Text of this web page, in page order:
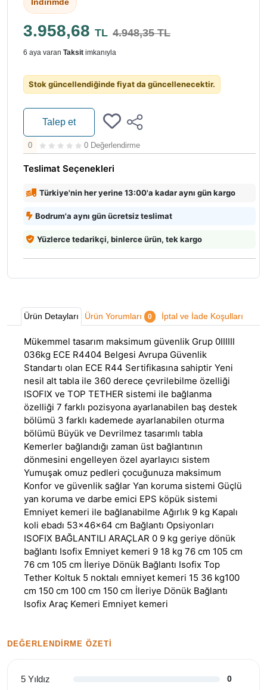
İndirimde
3.958,68 TL 4.948,35 TL
6 aya varan Taksit imkanıyla
Stok güncellendiğinde fiyat da güncellenecektir.
Talep et
0 0 Değerlendirme
Teslimat Seçenekleri
Türkiye'nin her yerine 13:00'a kadar aynı gün kargo
Bodrum'a aynı gün ücretsiz teslimat
Yüzlerce tedarikçi, binlerce ürün, tek kargo
Ürün Detayları Ürün Yorumları 0 İptal ve İade Koşulları
Mükemmel tasarım maksimum güvenlik Grup 0IIIIII
036kg ECE R4404 Belgesi Avrupa Güvenlik
Standartı olan ECE R44 Sertifikasına sahiptir Yeni
nesil alt tabla ile 360 derece çevrilebilme özelliği
ISOFIX ve TOP TETHER sistemi ile bağlanma
özelliği 7 farklı pozisyona ayarlanabilen baş destek
bölümü 3 farklı kademede ayarlanabilen oturma
bölümü Büyük ve Devrilmez tasarımlı tabla
Kemerler bağlandığı zaman üst bağlantının
dönmesini engelleyen özel ayarlayıcı sistem
Yumuşak omuz pedleri çocuğunuza maksimum
Konfor ve güvenlik sağlar Yan koruma sistemi Güçlü
yan koruma ve darbe emici EPS köpük sistemi
Emniyet kemeri ile bağlanabilme Ağırlık 9 kg Kapalı
koli ebadı 53x46x64 cm Bağlantı Opsiyonları
ISOFIX BAĞLANTILI ARAÇLAR 0 9 kg geriye dönük
bağlantı Isofix Emniyet kemeri 9 18 kg 76 cm 105 cm
76 cm 105 cm İleriye Dönük Bağlantı Isofix Top
Tether Koltuk 5 noktalı emniyet kemeri 15 36 kg100
cm 150 cm 100 cm 150 cm İleriye Dönük Bağlantı
Isofix Araç Kemeri Emniyet kemeri
DEĞERLENDIRME ÖZETI
5 Yıldız 0